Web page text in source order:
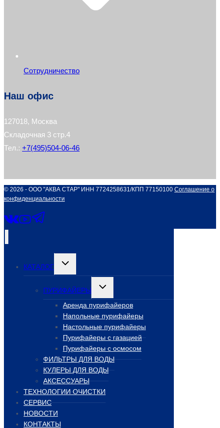
Сотрудничество
Наш офис
127018, Москва
Складочная 3 стр.4
Тел.: +7(495)504-06-46
© 2026 - ООО "АКВА СТАР" ИНН 7724258631/КПП 77150100 Соглашение о
конфиденциальности
КАТАЛОГ
Переключить
меню
ПУРИФАЙЕРЫ
Переключить
меню
Аренда пурифайеров
Напольные пурифайеры
Настольные пурифайеры
Пурифайеры с газацией
Пурифайеры с осмосом
ФИЛЬТРЫ ДЛЯ ВОДЫ
КУЛЕРЫ ДЛЯ ВОДЫ
АКСЕССУАРЫ
ТЕХНОЛОГИИ ОЧИСТКИ
СЕРВИС
НОВОСТИ
КОНТАКТЫ